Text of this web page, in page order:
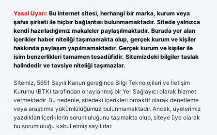
Yasal Uyarı: Bu internet sitesi, herhangi bir marka, kurum veya
şahıs şirketi ile hiçbir bağlantısı bulunmamaktadır. Sitede yalnızca
kendi hazırladığımız makaleler paylaşılmaktadır. Burada yer alan
içerikler haber niteliği taşımamakta olup, gerçek kurum ve kişiler
hakkında paylaşım yapılmamaktadır. Gerçek kurum ve kişiler ile
isim benzerlikleri tamamen tesadüfidir. Sitemizdeki bilgiler taslak
halindedir ve tavsiye niteliği taşımazlar.
Sitemiz, 5651 Sayılı Kanun gereğince Bilgi Teknolojileri ve İletişim
Kurumu (BTK) tarafından onaylanmış bir Yer Sağlayıcı olarak hizmet
vermektedir. Bu nedenle, sitedeki içerikleri proaktif olarak denetleme
veya araştırma yükümlülüğümüz bulunmamaktadır. Ancak, üyelerimiz
yazdıkları içeriklerin sorumluluğunu taşımakta olup, siteye üye olarak
bu sorumluluğu kabul etmiş sayılırlar.